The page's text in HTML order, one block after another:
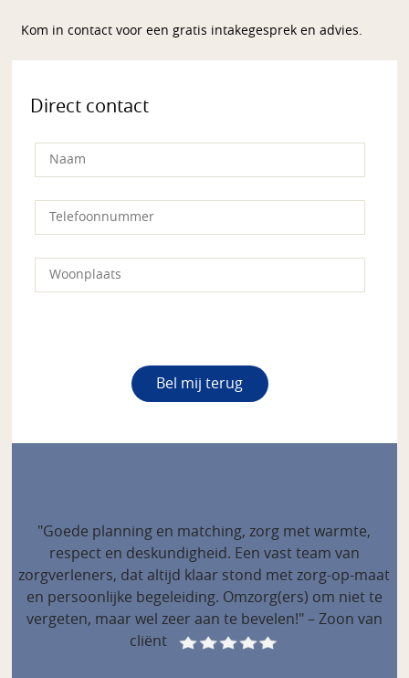
Direct contact
"Goede planning en matching, zorg met warmte,
respect en deskundigheid. Een vast team van
zorgverleners, dat altijd klaar stond met zorg-op-maat
en persoonlijke begeleiding. Omzorg(ers) om niet te
vergeten, maar wel zeer aan te bevelen!" – Zoon van
cliënt
Kom in contact voor een gratis intakegesprek en advies.